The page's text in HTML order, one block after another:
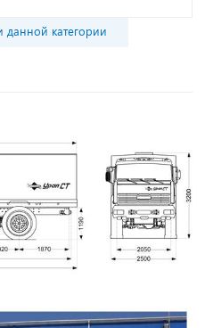
данной категории